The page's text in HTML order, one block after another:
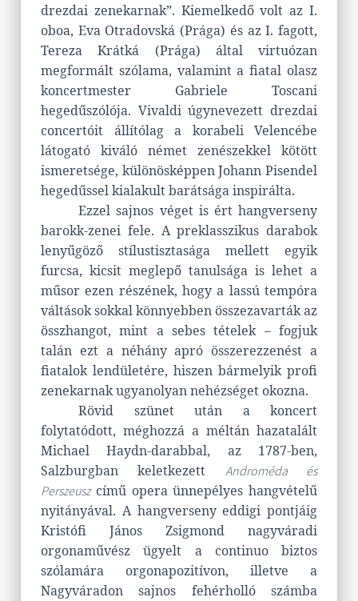
drezdai zenekarnak”. Kiemelkedő volt az I.
oboa, Eva Otradovská (Prága) és az I. fagott,
Tereza Krátká (Prága) által virtuózan
megformált szólama, valamint a fiatal olasz
koncertmester Gabriele Toscani
hegedűszólója. Vivaldi úgynevezett drezdai
concertóit állítólag a korabeli Velencébe
látogató kiváló német zenészekkel kötött
ismeretsége, különösképpen Johann Pisendel
hegedűssel kialakult barátsága inspirálta.
Ezzel sajnos véget is ért hangverseny
barokk-zenei fele. A preklasszikus darabok
lenyűgöző stílustisztasága mellett egyik
furcsa, kicsit meglepő tanulsága is lehet a
műsor ezen részének, hogy a lassú tempóra
váltások sokkal könnyebben összezavarták az
összhangot, mint a sebes tételek – fogjuk
talán ezt a néhány apró összerezzenést a
fiatalok lendületére, hiszen bármelyik profi
zenekarnak ugyanolyan nehézséget okozna.
Rövid szünet után a koncert
folytatódott, méghozzá a méltán hazatalált
Michael Haydn-darabbal, az 1787-ben,
Salzburgban keletkezett Androméda és
Perszeuszcímű opera ünnepélyes hangvételű
nyitányával. A hangverseny eddigi pontjáig
Kristófi János Zsigmond nagyváradi
orgonaművész ügyelt a continuo biztos
szólamára orgonapozitívon, illetve a
Nagyváradon sajnos fehérholló számba